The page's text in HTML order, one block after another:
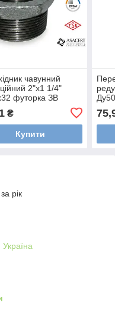
чавунний
2"х1 1/4"
футорка ЗВ
₴
Купити
рік